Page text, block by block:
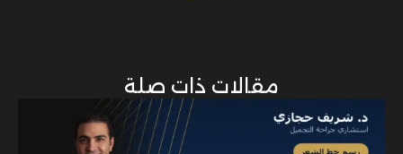
مقالات ذات صلة